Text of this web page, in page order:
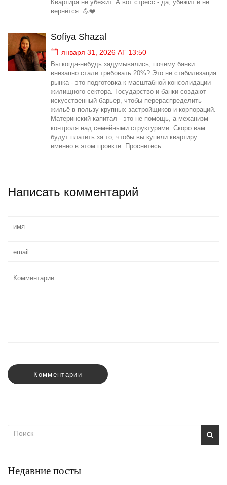
Квартира не убежит. А вот стресс - да, убежит и не
вернётся. 💪❤️
Sofiya Shazal
января 31, 2026 AT 13:50
Вы когда-нибудь задумывались, почему банки
внезапно стали требовать 20%? Это не стабилизация
рынка - это подготовка к масштабной консолидации
жилищного сектора. Государство и банки создают
искусственный барьер, чтобы перераспределить
жильё в пользу крупных застройщиков и корпораций.
Материнский капитал - это не помощь, а механизм
контроля над семейными структурами. Скоро вам
будут платить за то, чтобы вы купили квартиру
именно в этом проекте. Проснитесь.
Написать комментарий
Комментарии
Недавние посты